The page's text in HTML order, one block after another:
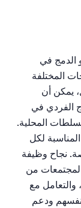
الدمج في
المختلفة
يمكن أن
الفردي في
المحلية.
المناسبة لكل
. نجاح وظيفة
من
والتعامل مع
ودعم